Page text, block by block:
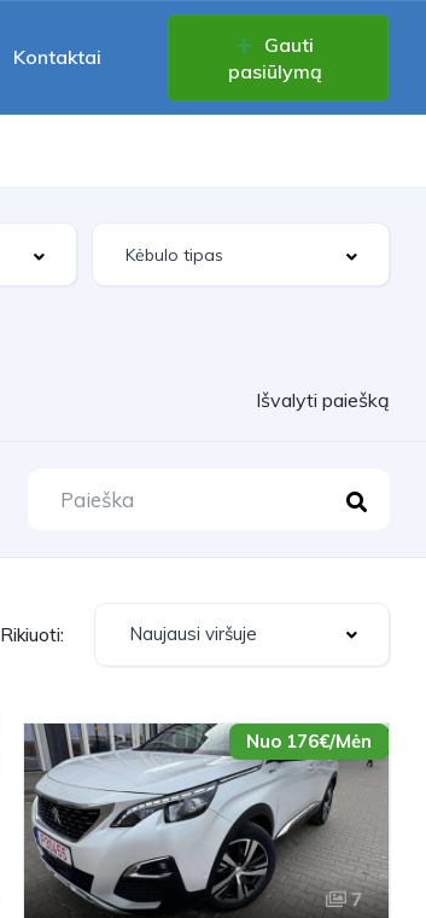
Kontaktai
Gauti
pasiūlymą
Išvalyti paiešką
Rikiuoti: Naujausi viršuje
Nuo 176€/Mėn
7